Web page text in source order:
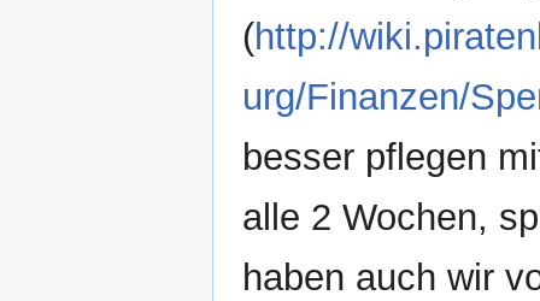
(http://
urg/Finanzen/
besser pflegen
alle 2 Wochen,
haben auch wir